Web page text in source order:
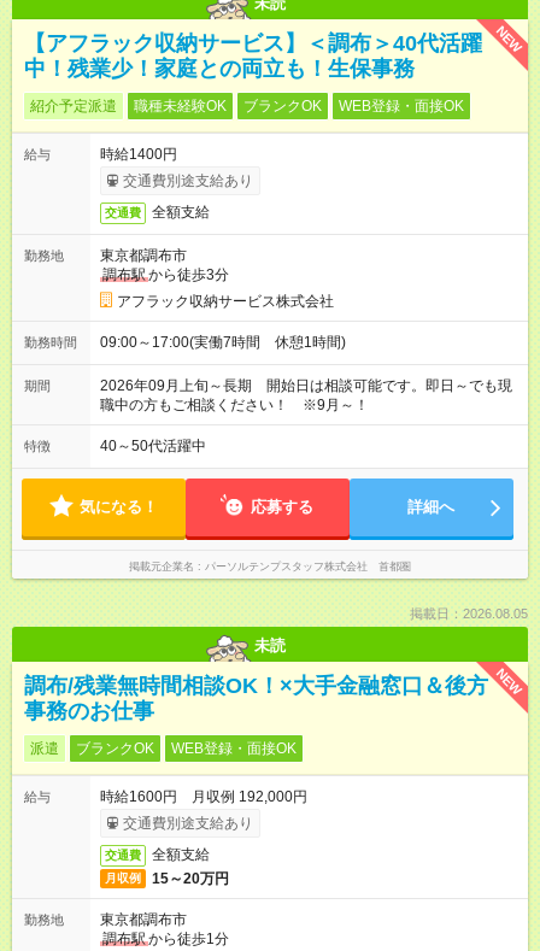
NEW
【アフラック収納サービス】＜調布＞40代活躍
中！残業少！家庭との両立も！生保事務
紹介予定派遣 職種未経験OK ブランクOK WEB登録・面接OK
給与
時給1400円
交通費別途支給あり
交通費 全額支給
勤務地
東京都調布市
調布駅から徒歩3分
アフラック収納サービス株式会社
勤務時間 09:00～17:00(実働7時間 休憩1時間)
期間
2026年09月上旬～長期 開始日は相談可能です。即日～でも現
職中の方もご相談ください！ ※9月～！
特徴 40～50代活躍中
気になる！ 応募する 詳細へ
掲載元企業名 パーソルテンプスタッフ株式会社 首都圏
掲載日：2026.08.05
未読
NEW
調布/残業無時間相談OK！×大手金融窓口＆後方
事務のお仕事
派遣 ブランクOK WEB登録・面接OK
給与
時給1600円 月収例 192,000円
交通費別途支給あり
交通費 全額支給
月収例 15～20万円
勤務地
東京都調布市
調布駅から徒歩1分